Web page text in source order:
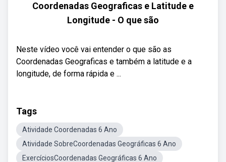
Coordenadas Geograficas e Latitude e
Longitude - O que são
Neste vídeo você vai entender o que são as
Coordenadas Geograficas e também a latitude e a
longitude, de forma rápida e ...
Tags
Atividade Coordenadas 6 Ano
Atividade SobreCoordenadas Geográficas 6 Ano
ExercíciosCoordenadas Geográficas 6 Ano